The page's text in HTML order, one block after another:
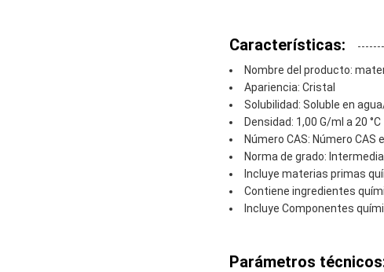
Características:
Nombre del producto:
Apariencia: Cristal
Solubilidad: Soluble en
Densidad: 1,00 G/ml a 20 °C
Número CAS: Número
Norma de grado:
Incluye materias primas
Contiene ingredientes
Incluye Componentes
Parámetros